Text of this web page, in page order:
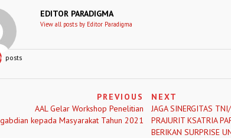
posts
EDITOR PARADIGMA
View all posts by Editor Paradigma
PREVIOUS
AAL Gelar Workshop Penelitian
kepada Masyarakat Tahun 2021
NEXT
JAGA SINERGITAS
PRAJURIT KSATRIA
BERIKAN SURPRISE